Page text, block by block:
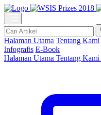
Halaman Utama Tentang Kami
Infografis E-Book
Halaman Utama Tentang Kami